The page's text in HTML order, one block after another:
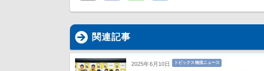
関連記事
2025年6月10日 トピックス物流ニュース